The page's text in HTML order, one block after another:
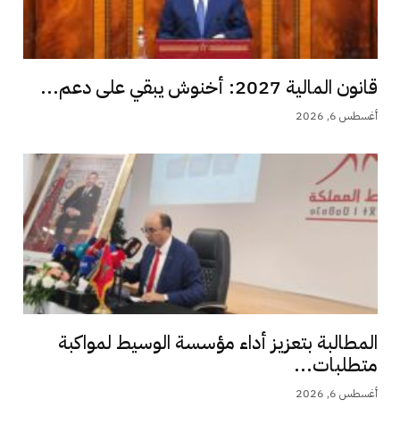
قانون المالية 2027: أخنوش يبقي على دعم...
أغسطس 6, 2026
المطالبة بتعزيز أداء مؤسسة الوسيط لمواكبة
متطلبات...
أغسطس 6, 2026